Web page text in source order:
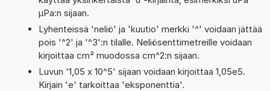
µPa:n sijaan.
Lyhenteissä 'neliö' ja 'kuutio' merkki '^' voidaan jättää
pois '^2' ja '^3':n tilalle. Neliösenttimetreille voidaan
kirjoittaa cm² muodossa cm^2:n sijaan.
Luvun '1,05 x 10^5' sijaan voidaan kirjoittaa 1,05e5.
Kirjain 'e' tarkoittaa 'eksponenttia'.